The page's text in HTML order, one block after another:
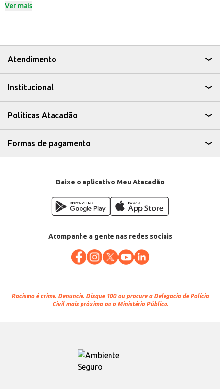
este kit atende às necessidades de uso em diversas situações, seja para uso
Ideais para uso em escritórios, para assinaturas e documentos.
Práticas para ter sempre à mão em seu dia a dia.
As canetas finas Bic Cristal são uma escolha confiável para quem busca
Ver mais
Atendimento
Institucional
Políticas Atacadão
Formas de pagamento
Baixe o aplicativo Meu Atacadão
Acompanhe a gente nas redes sociais
Racismo é crime. Denuncie. Disque 100 ou procure a Delegacia de Polícia
Civil mais próxima ou o Ministério Público.